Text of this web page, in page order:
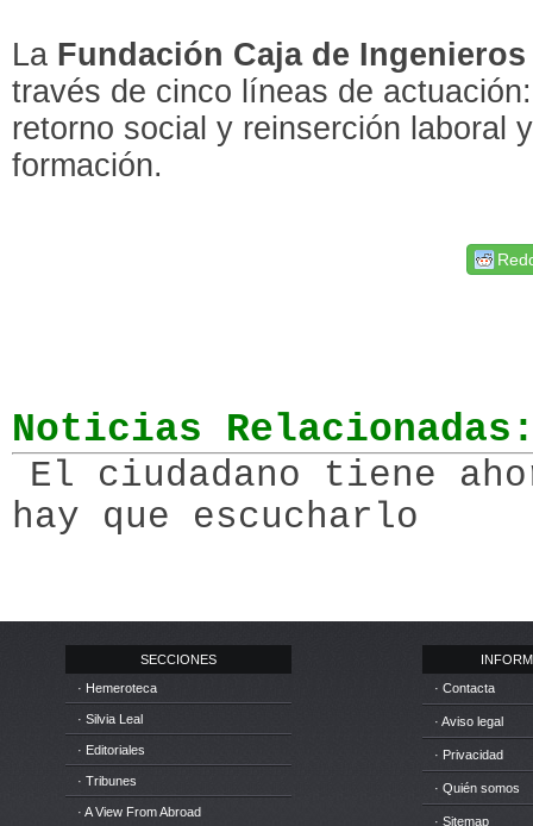
La Fundación Caja de Ingenieros
través de cinco líneas de
retorno social y reinserción laboral
formación.
Noticias
El ciudadano tiene
hay que escucharlo
SECCIONES
· Hemeroteca
· Silvia Leal
· Editoriales
· Tribunes
· A View From Abroad
· Contacta
· Aviso legal
· Privacidad
· Quién somos
· Sitemap